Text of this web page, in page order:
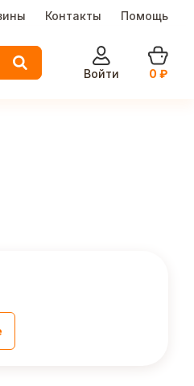
Контакты Помощь
Войти
0 ₽